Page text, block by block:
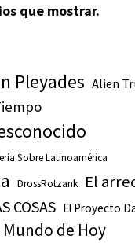
que mostrar.
Pleyades Alien
Sobre Latinoamérica
DrossRotzank El
COSAS El Proyecto
de Hoy